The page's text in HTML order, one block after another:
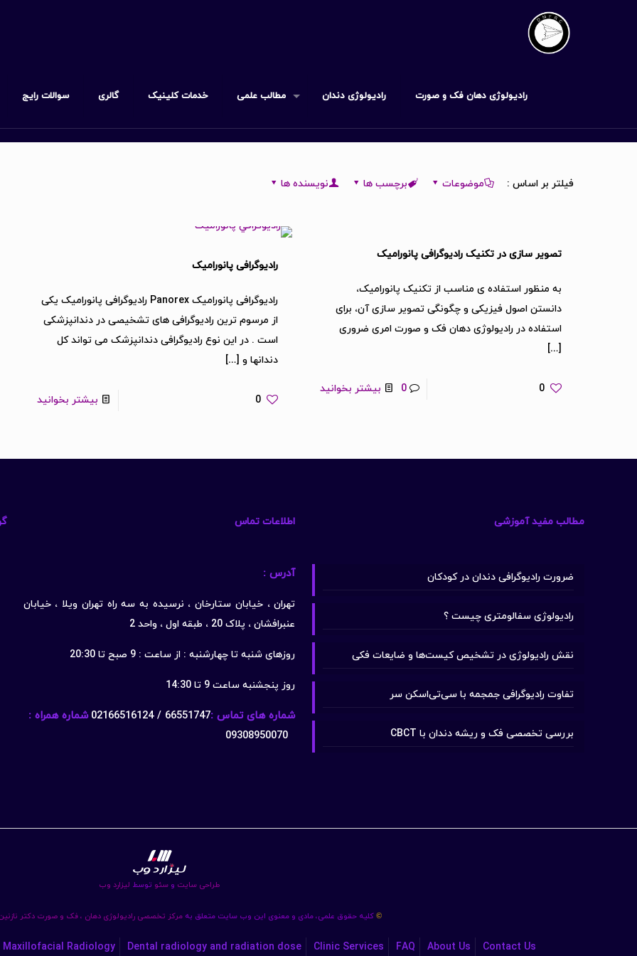
رادیولوژی دهان فک و صورت رادیولوژی دندان مطالب علمی خدمات کلینیک گالری سوالات رایج
فیلتر بر اساس : موضوعات برچسب ها نویسنده ها
تصویر سازی در تکنیک رادیوگرافی پانورامیک
به منظور استفاده ی مناسب از تکنیک پانورامیک،
دانستن اصول فیزیکی و چگونگی تصویر سازی آن، برای
استفاده در رادیولوژی دهان فک و صورت امری ضروری
[…]
0
0 بیشتر بخوانید
رادیوگرافی پانورامیک
رادیوگرافی پانورامیک Panorex رادیوگرافی پانورامیک یکی
از مرسوم ترین رادیوگرافی های تشخیصی در دندانپزشکی
است . در این نوع رادیوگرافی دندانپزشک می تواند کل
دندانها و[…]
0 بیشتر بخوانید
مطالب مفید آموزشی
ضرورت رادیوگرافی دندان در کودکان
رادیولوژی سفالومتری چیست ؟
نقش رادیولوژی در تشخیص کیست‌ها و ضایعات فکی
تفاوت رادیوگرافی جمجمه با سی‌تی‌اسکن سر
بررسی تخصصی فک و ریشه دندان با CBCT
اطلاعات تماس
آدرس :
تهران ، خیابان ستارخان ، نرسیده به سه راه تهران ویلا ، خیابان
عنبرافشان ، پلاک 20 ، طبقه اول ، واحد 2
روزهای شنبه تا چهارشنبه : از ساعت : 9 صبح تا 20:30
روز پنجشنبه ساعت 9 تا 14:30
شماره های تماس :66551747 / 02166516124
شماره همراه :
09308950070
طراحی سایت و سئو توسط لیزارد وب
© کلیه حقوق علمی، مادی و معنوی این وب سایت متعلق به مرکز تخصصی رادیولوژی دهان ، فک و صورت دکتر
Contact Us
About Us
FAQ
Clinic Services
Dental radiology and radiation dose
Maxillofacial Radiology